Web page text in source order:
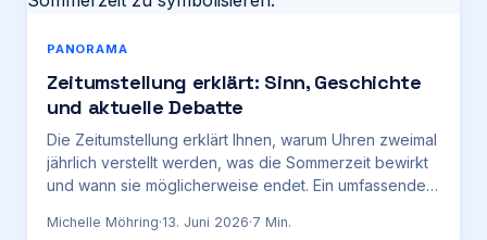
PANORAMA
Zeitumstellung erklärt: Sinn, Geschichte
und aktuelle Debatte
Die Zeitumstellung erklärt Ihnen, warum Uhren zweimal
jährlich verstellt werden, was die Sommerzeit bewirkt
und wann sie möglicherweise endet. Ein umfassender
Michelle Möhring·13. Juni 2026·7 Min.